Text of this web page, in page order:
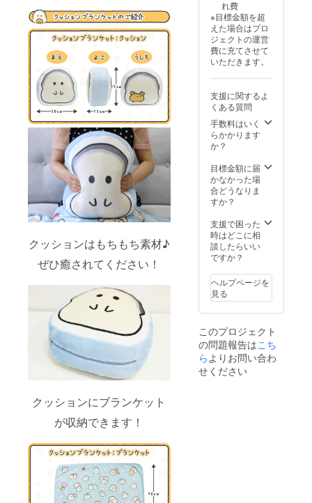
クッションはもちもち素材♪
ぜひ癒されてください！
クッションにブランケット
が収納できます！
合は
「宛名
不要」
とご記
入くだ
さい。
すが、
備考欄
記入後
の宛名
変更は
なって
おりま
す。 画
像はイ
です。
金額に
は消費
税
）と送
料990円
を含ん
でおり
れ費
※目標金額を超
えた場合はプロ
ジェクトの運営
費に充てさせて
いただきます。
支援に関するよ
くある質問
手数料はいく
らかかります
か？
目標金額に届
かなかった場
合どうなりま
すか？
支援で困った
時はどこに相
談したらいい
ですか？
ヘルプページを
見る
このプロジェクト
の問題報告はこち
らよりお問い合わ
せください